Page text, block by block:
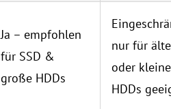
Ja – empfohlen
für SSD &
große HDDs
nur für
oder kleine
HDDs